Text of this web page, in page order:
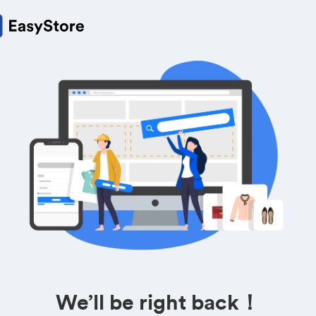
We’ll be right back！